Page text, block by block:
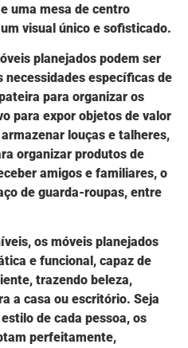
uma mesa de centro
visual único e sofisticado.
planejados podem ser
necessidades específicas de
para organizar os
para expor objetos de valor
louças e talheres,
organizar produtos de
amigos e familiares, o
de guarda-roupas, entre
os móveis planejados
e funcional, capaz de
trazendo beleza,
a casa ou escritório. Seja
de cada pessoa, os
perfeitamente,